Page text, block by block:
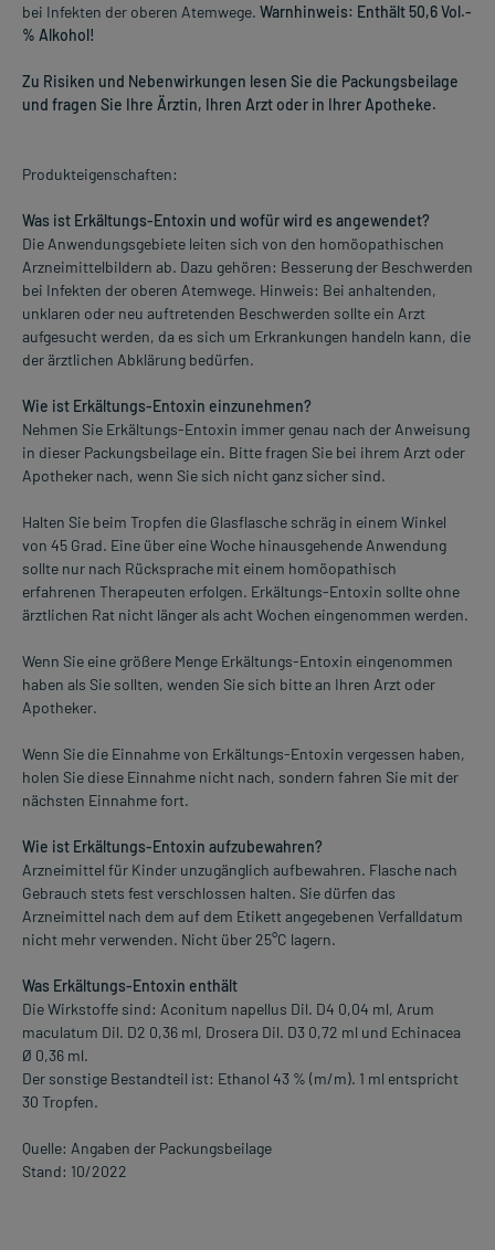
bei Infekten der oberen Atemwege. Warnhinweis: Enthält 50,6 Vol.-
% Alkohol!
Zu Risiken und Nebenwirkungen lesen Sie die Packungsbeilage
und fragen Sie Ihre Ärztin, Ihren Arzt oder in Ihrer Apotheke.
Produkteigenschaften:
Was ist Erkältungs-Entoxin und wofür wird es angewendet?
Die Anwendungsgebiete leiten sich von den homöopathischen
Arzneimittelbildern ab. Dazu gehören: Besserung der Beschwerden
bei Infekten der oberen Atemwege. Hinweis: Bei anhaltenden,
unklaren oder neu auftretenden Beschwerden sollte ein Arzt
aufgesucht werden, da es sich um Erkrankungen handeln kann, die
der ärztlichen Abklärung bedürfen.
Wie ist Erkältungs-Entoxin einzunehmen?
Nehmen Sie Erkältungs-Entoxin immer genau nach der Anweisung
in dieser Packungsbeilage ein. Bitte fragen Sie bei ihrem Arzt oder
Apotheker nach, wenn Sie sich nicht ganz sicher sind.
Halten Sie beim Tropfen die Glasflasche schräg in einem Winkel
von 45 Grad. Eine über eine Woche hinausgehende Anwendung
sollte nur nach Rücksprache mit einem homöopathisch
erfahrenen Therapeuten erfolgen. Erkältungs-Entoxin sollte ohne
ärztlichen Rat nicht länger als acht Wochen eingenommen werden.
Wenn Sie eine größere Menge Erkältungs-Entoxin eingenommen
haben als Sie sollten, wenden Sie sich bitte an Ihren Arzt oder
Apotheker.
Wenn Sie die Einnahme von Erkältungs-Entoxin vergessen haben,
holen Sie diese Einnahme nicht nach, sondern fahren Sie mit der
nächsten Einnahme fort.
Wie ist Erkältungs-Entoxin aufzubewahren?
Arzneimittel für Kinder unzugänglich aufbewahren. Flasche nach
Gebrauch stets fest verschlossen halten. Sie dürfen das
Arzneimittel nach dem auf dem Etikett angegebenen Verfalldatum
nicht mehr verwenden. Nicht über 25°C lagern.
Was Erkältungs-Entoxin enthält
Die Wirkstoffe sind: Aconitum napellus Dil. D4 0,04 ml, Arum
maculatum Dil. D2 0,36 ml, Drosera Dil. D3 0,72 ml und Echinacea
Ø 0,36 ml.
Der sonstige Bestandteil ist: Ethanol 43 % (m/m). 1 ml entspricht
30 Tropfen.
Quelle: Angaben der Packungsbeilage
Stand: 10/2022